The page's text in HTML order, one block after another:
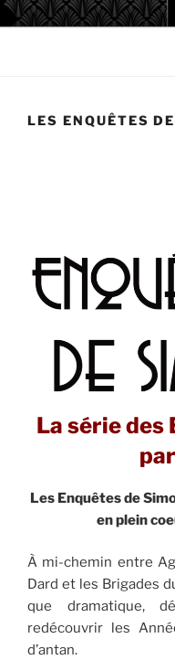
Aller
au
GAELIS
LES ENQUÊTES
La série des
par
Les Enquêtes de
en plein
À mi-chemin entre
Dard et les Brigades
que dramatique,
redécouvrir les
d’antan.